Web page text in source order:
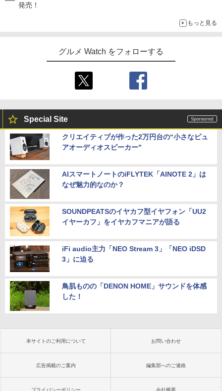
発売！
もっと見る
グルメ Watch をフォローする
Special Site
クリエイティブが作った2万円台の“小さなピュ
アオーディオスピーカー”
AIスマートノートのiFLYTEK「AINOTE 2」は
なぜ魅力的なのか？
SOUNDPEATSのイヤカフ型イヤフォン「UU2
イヤーカフ」をイヤカフマニアが語る
iFi audio主力「NEO Stream 3」「NEO iDSD
3」に迫る
鳥肌ものの「DENON HOME」サウンドを体感
した！
本サイトのご利用について お問い合わせ
広告掲載のご案内 編集部へのご連絡
プライバシーポリシー 会社概要